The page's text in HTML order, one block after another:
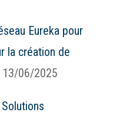
Eureka pour
la création de
13/06/2025